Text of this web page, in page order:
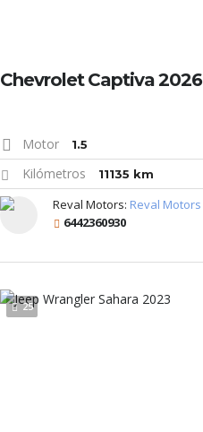
Chevrolet Captiva 2026
Motor 1.5
Kilómetros 11135 km
Reval Motors: Reval Motors
6442360930
25